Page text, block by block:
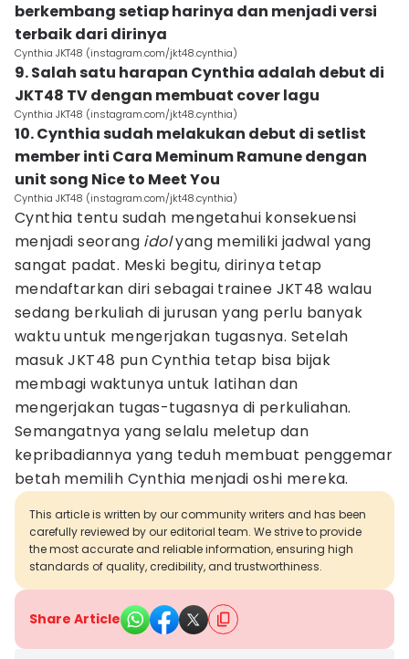
berkembang setiap harinya dan menjadi versi
terbaik dari dirinya
Cynthia JKT48 (instagram.com/jkt48.cynthia)
9. Salah satu harapan Cynthia adalah debut di
JKT48 TV dengan membuat cover lagu
Cynthia JKT48 (instagram.com/jkt48.cynthia)
10. Cynthia sudah melakukan debut di setlist
member inti Cara Meminum Ramune dengan
unit song Nice to Meet You
Cynthia JKT48 (instagram.com/jkt48.cynthia)
Cynthia tentu sudah mengetahui konsekuensi
menjadi seorang idolyang memiliki jadwal yang
sangat padat. Meski begitu, dirinya tetap
mendaftarkan diri sebagai trainee JKT48 walau
sedang berkuliah di jurusan yang perlu banyak
waktu untuk mengerjakan tugasnya. Setelah
masuk JKT48 pun Cynthia tetap bisa bijak
membagi waktunya untuk latihan dan
mengerjakan tugas-tugasnya di perkuliahan.
Semangatnya yang selalu meletup dan
kepribadiannya yang teduh membuat penggemar
betah memilih Cynthia menjadi oshi mereka.
This article is written by our community writers and has been
carefully reviewed by our editorial team. We strive to provide
the most accurate and reliable information, ensuring high
standards of quality, credibility, and trustworthiness.
Share Article